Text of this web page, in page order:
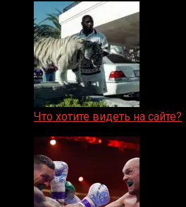
Что хотите видеть на сайте?